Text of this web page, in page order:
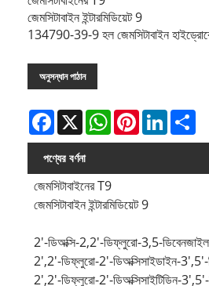
জেমসিটাবাইন ইন্টারমিডিয়েট 9
134790-39-9 হল জেমসিটাবাইন
অনুসন্ধান পাঠান
Facebook
X WhatsAppPinterestLinkedIn
পণ্যের বর্ণনা
জেমসিটাবাইনের T9
জেমসিটাবাইন ইন্টারমিডিয়েট 9
2'-ডিঅক্সি-2,2'-ডিফ্লুরো-3,5-
2',2'-ডিফ্লুরো-2'-ডিঅক্সিসাইডাইন-3',5'-
2',2'-ডিফ্লুরো-2'-ডিঅক্সিসাইটিডিন-3',5'-